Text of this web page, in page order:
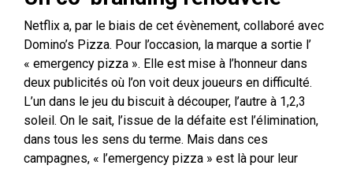
Netflix a, par le biais de cet évènement, collaboré avec
Domino’s Pizza. Pour l’occasion, la marque a sortie l’
« emergency pizza ». Elle est mise à l’honneur dans
deux publicités où l’on voit deux joueurs en difficulté.
L’un dans le jeu du biscuit à découper, l’autre à 1,2,3
soleil. On le sait, l’issue de la défaite est l’élimination,
dans tous les sens du terme. Mais dans ces
campagnes, « l’emergency pizza » est là pour leur